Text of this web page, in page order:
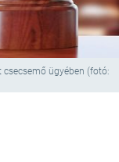
ügyében (fotó: